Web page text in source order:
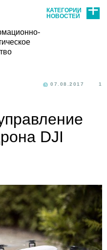
КАТЕГОРИИ
НОВОСТЕЙ
07.08.2017 1
DJI